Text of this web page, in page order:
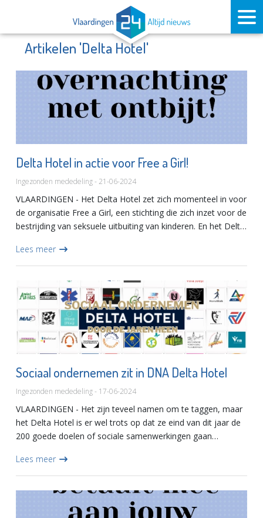
Artikelen 'Delta Hotel'
Delta Hotel in actie voor Free a Girl!
Ingezonden mededeling - 21-06-2024
VLAARDINGEN - Het Delta Hotel zet zich momenteel in voor
de organisatie Free a Girl, een stichting die zich inzet voor de
bestrijding van seksuele uitbuiting van kinderen. En het Delta
Lees meer
Sociaal ondernemen zit in DNA Delta Hotel
Ingezonden mededeling - 17-06-2024
VLAARDINGEN - Het zijn teveel namen om te taggen, maar
het Delta Hotel is er wel trots op dat ze eind van dit jaar de
200 goede doelen of sociale samenwerkingen gaan
donatie...
Lees meer